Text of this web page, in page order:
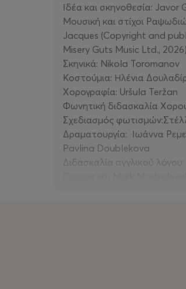
Ιδέα και σκηνοθεσία: Javor
Μουσική και στίχοι
Jacques (Copyright and
Misery Guts Music Ltd., 2026)
Σκηνικά: Nikola Toromanov
Κοστούμια: Ηλένια
Χορογραφία: Uršula Teržan
Φωνητική διδασκαλία
Σχεδιασμός
Δραματουργία: Ιωάννα
Pavlina Doublekova
Διδασκαλία αγγλικού